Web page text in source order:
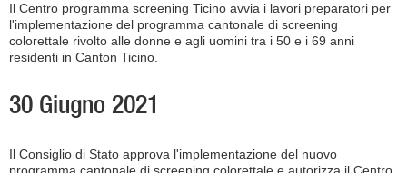
Il Centro programma screening Ticino avvia i lavori preparatori per
l'implementazione del programma cantonale di screening
colorettale rivolto alle donne e agli uomini tra i 50 e i 69 anni
residenti in Canton Ticino.
30 Giugno 2021
Il Consiglio di Stato approva l'implementazione del nuovo